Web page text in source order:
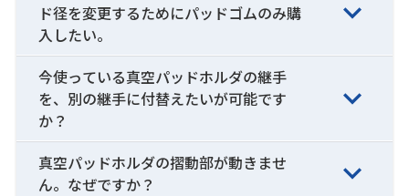
ド径を変更するためにパッドゴムのみ購
入したい。
今使っている真空パッドホルダの継手
を、別の継手に付替えたいが可能です
か？
真空パッドホルダの摺動部が動きませ
ん。なぜですか？